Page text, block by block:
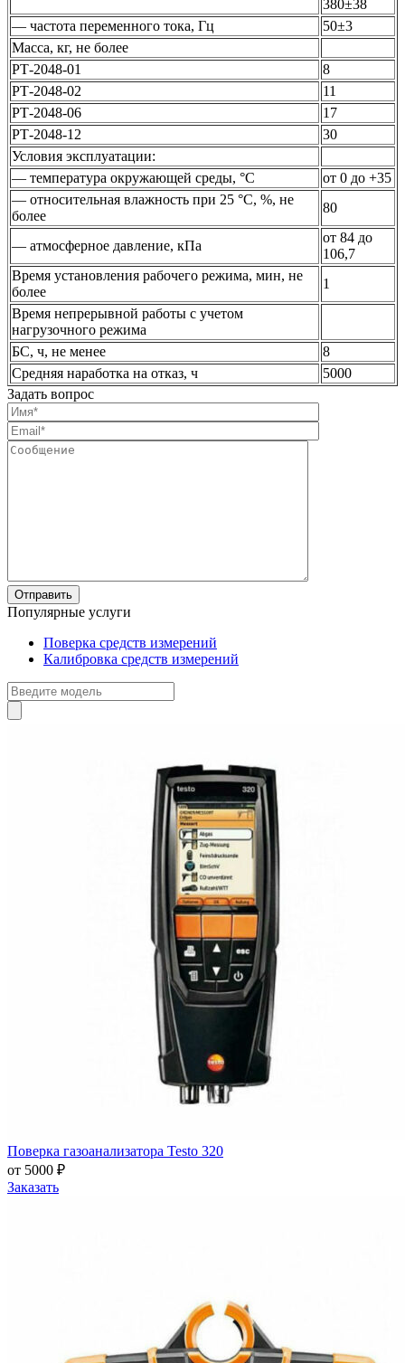
380±38
— частота переменного тока, Гц
50±3
Масса, кг, не более
РТ-2048-01
8
РТ-2048-02
11
РТ-2048-06
17
РТ-2048-12
30
Условия эксплуатации:
— температура окружающей среды, °С
от 0 до +35
— относительная влажность при 25 °С, %, не
более
80
— атмосферное давление, кПа
от 84 до
106,7
Время установления рабочего режима, мин, не
более
1
Время непрерывной работы с учетом
нагрузочного режима
БС, ч, не менее
8
Средняя наработка на отказ, ч
5000
Задать вопрос
Популярные услуги
Поверка средств измерений
Калибровка средств измерений
Поверка газоанализатора Testo 320
от 5000 ₽
Заказать